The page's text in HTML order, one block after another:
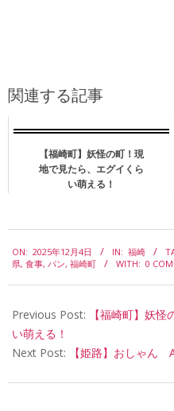
関連する記事
【福崎町】妖怪の町！現
地で見たら、エグイくら
い萌える！
12-
ON: 2025年12月4日 IN: 福崎
県, 食事, パン, 福崎町 WITH: 0
Previous Post:
【福崎町】妖
い萌える！
Next Post:
【姫路】おしゃん